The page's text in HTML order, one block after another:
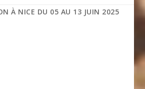
À NICE DU 05 AU 13 JUIN 2025